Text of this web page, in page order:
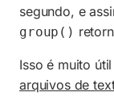
segundo, e
group()
Isso é muito
arquivos de